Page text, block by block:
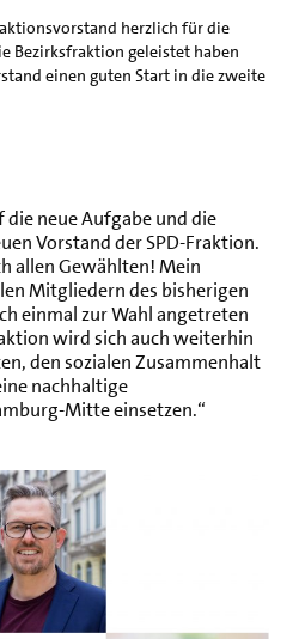
herzlich für die
Bezirksfraktion geleistet haben
einen guten Start in die zweite
die neue Aufgabe und die
Vorstand der SPD-Fraktion.
allen Gewählten! Mein
Mitgliedern des bisherigen
einmal zur Wahl angetreten
wird sich auch weiterhin
den sozialen Zusammenhalt
nachhaltige
Mitte einsetzen.“